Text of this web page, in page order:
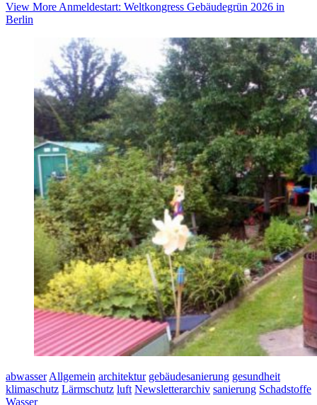
View More Anmeldestart: Weltkongress Gebäudegrün 2026 in
Berlin
abwasser Allgemein architektur gebäudesanierung gesundheit
klimaschutz Lärmschutz luft Newsletterarchiv sanierung Schadstoffe
Wasser